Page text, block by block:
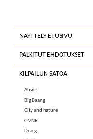
NÄYTTELY ETUSIVU
PALKITUT EHDOTUKSET
KILPAILUN SATOA
Ahsirt
Big Baang
City and nature
CMNR
Dearg